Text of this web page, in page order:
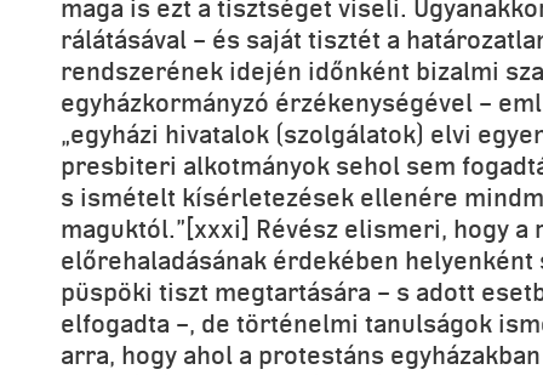
maga is ezt a tisztséget viseli.
rálátásával – és saját tisztét a
rendszerének idején időnként bizalmi
egyházkormányzó érzékenységével –
„egyházi hivatalok (szolgálatok) elvi
presbiteri alkotmányok sehol sem
s ismételt kísérletezések ellenére
maguktól.”[xxxi] Révész elismeri, hogy
előrehaladásának érdekében helyenként
püspöki tiszt megtartására – s adott
elfogadta –, de történelmi tanulságok
arra, hogy ahol a protestáns